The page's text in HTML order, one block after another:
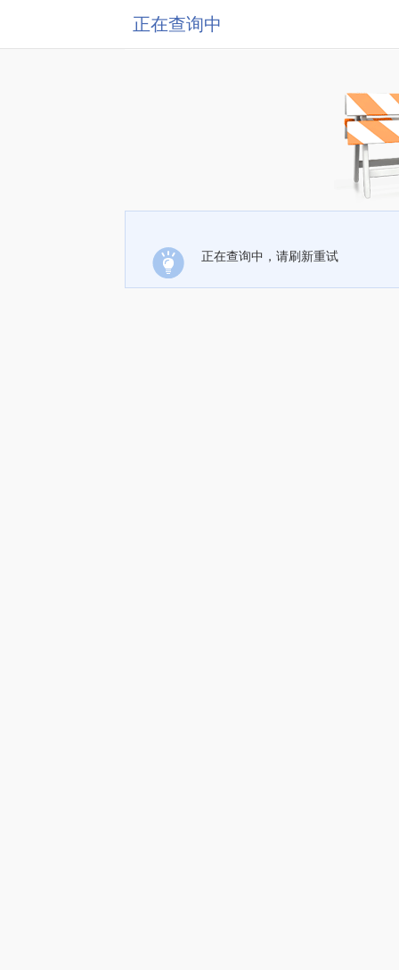
正在查询中
正在查询中，请刷新重试